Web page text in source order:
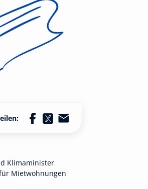
Klimaminister
Mietwohnungen